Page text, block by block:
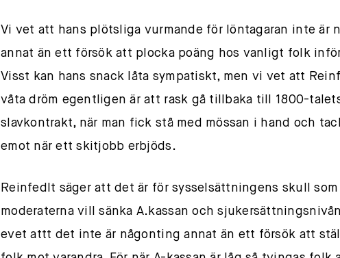
Vi vet att hans plötsliga vurmande för löntagaran inte är
annat än ett försök att plocka poäng hos vanligt folk
Visst kan hans snack låta sympatiskt, men vi vet att
våta dröm egentligen är att rask gå tillbaka till 1800-
slavkontrakt, när man fick stå med mössan i hand och
emot när ett skitjobb erbjöds.
Reinfedlt säger att det är för sysselsättningens skull som
moderaterna vill sänka A.kassan och
evet attt det inte är någonting annat än ett försök att